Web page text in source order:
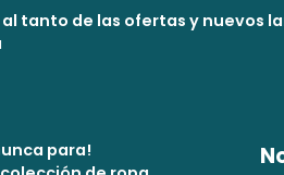
tanto de las ofertas y nuevos
para!